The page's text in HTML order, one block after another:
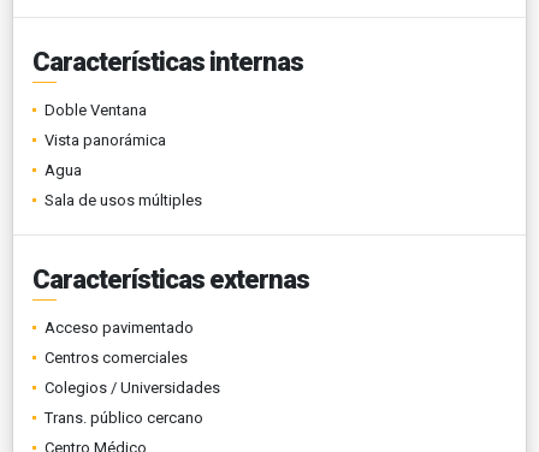
Características internas
Doble Ventana
Vista panorámica
Agua
Sala de usos múltiples
Características externas
Acceso pavimentado
Centros comerciales
Colegios / Universidades
Trans. público cercano
Centro Médico